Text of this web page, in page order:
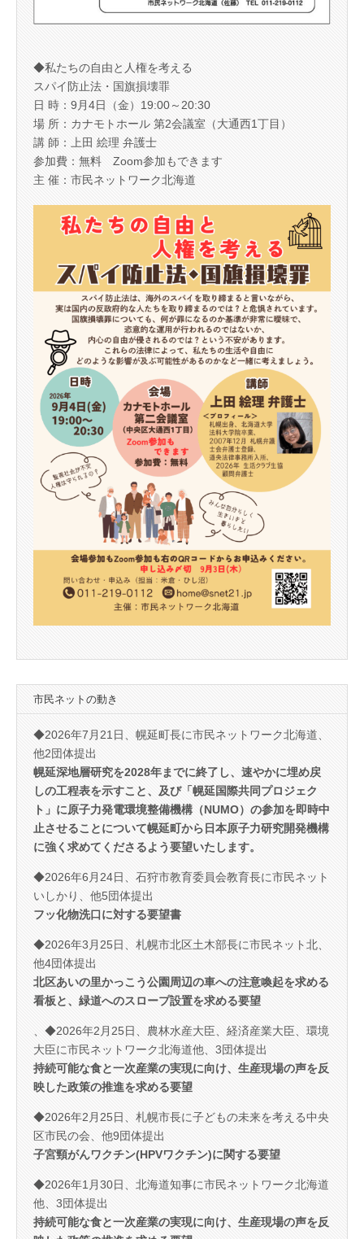
◆私たちの自由と人権を考える
スパイ防止法・国旗損壊罪
日 時：9月4日（金）19:00～20:30
場 所：カナモトホール 第2会議室（大通西1丁目）
講 師：上田 絵理 弁護士
参加費：無料 Zoom参加もできます
主 催：市民ネットワーク北海道
市民ネットの動き
◆2026年7月21日、幌延町長に市民ネットワーク北海道、
他2団体提出
幌延深地層研究を2028年までに終了し、速やかに埋め戻
しの工程表を示すこと、及び「幌延国際共同プロジェク
ト」に原子力発電環境整備機構（NUMO）の参加を即時中
止させることについて幌延町から日本原子力研究開発機構
に強く求めてくださるよう要望いたします。
◆2026年6月24日、石狩市教育委員会教育長に市民ネット
いしかり、他5団体提出
フッ化物洗口に対する要望書
◆2026年3月25日、札幌市北区土木部長に市民ネット北、
他4団体提出
北区あいの里かっこう公園周辺の車への注意喚起を求める
看板と、緑道へのスロープ設置を求める要望
、◆2026年2月25日、農林水産大臣、経済産業大臣、環境
大臣に市民ネットワーク北海道他、3団体提出
持続可能な食と一次産業の実現に向け、生産現場の声を反
映した政策の推進を求める要望
◆2026年2月25日、札幌市長に子どもの未来を考える中央
区市民の会、他9団体提出
子宮頸がんワクチン(HPVワクチン)に関する要望
◆2026年1月30日、北海道知事に市民ネットワーク北海道
他、3団体提出
持続可能な食と一次産業の実現に向け、生産現場の声を反